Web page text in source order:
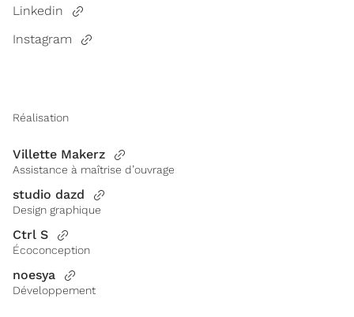
Linkedin
Instagram
Réalisation
Villette Makerz
Assistance à maîtrise d’ouvrage
studio dazd
Design graphique
Ctrl S
Écoconception
noesya
Développement